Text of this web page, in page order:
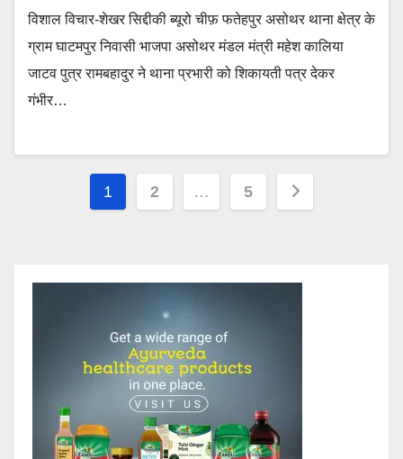
विशाल विचार-शेखर सिद्दीकी ब्यूरो चीफ़ फतेहपुर असोथर थाना क्षेत्र के
ग्राम घाटमपुर निवासी भाजपा असोथर मंडल मंत्री महेश कालिया
जाटव पुत्र रामबहादुर ने थाना प्रभारी को शिकायती पत्र देकर
गंभीर…
Posts
1 2 … 5